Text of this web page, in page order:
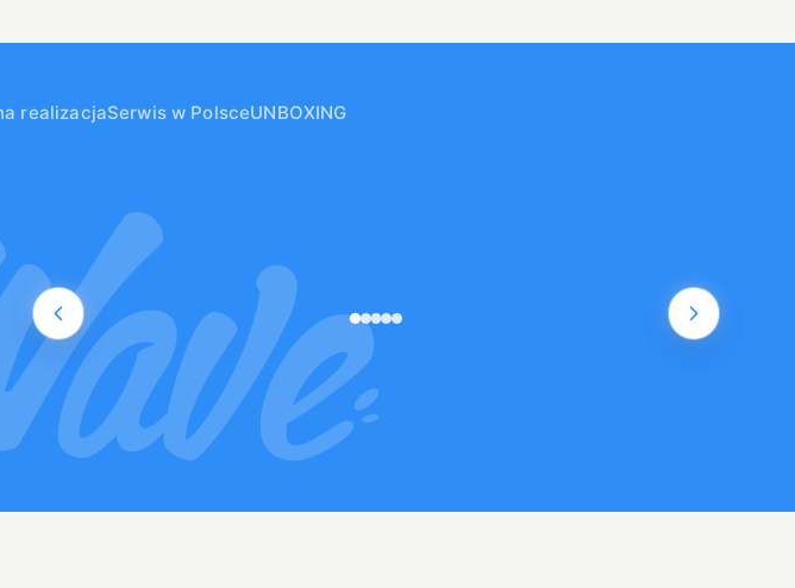
realizacjaSerwis w PolsceUNBOXING